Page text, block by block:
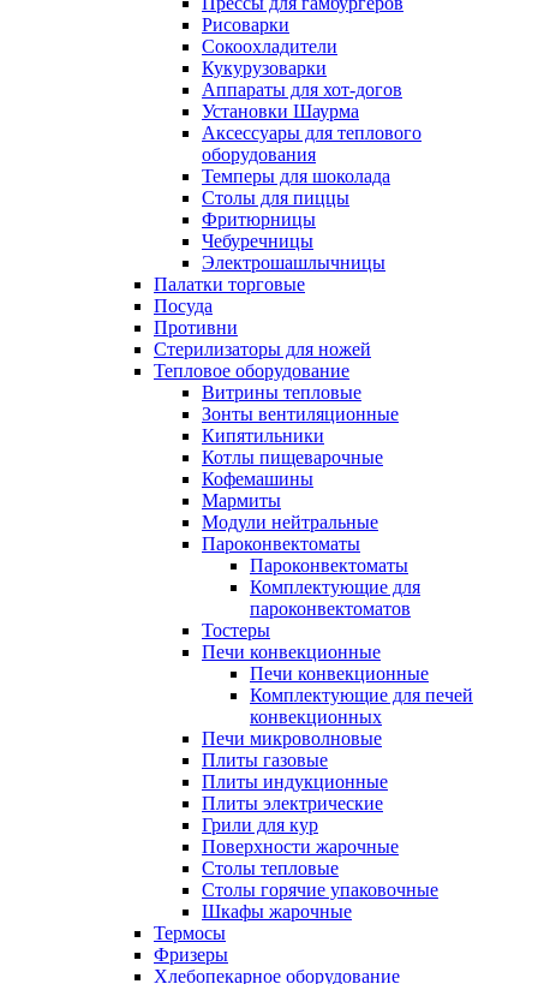
Рисоварки
Сокоохладители
Кукурузоварки
Аппараты для хот-догов
Установки Шаурма
Аксессуары для теплового
оборудования
Темперы для шоколада
Столы для пиццы
Фритюрницы
Чебуречницы
Электрошашлычницы
Палатки торговые
Посуда
Противни
Стерилизаторы для ножей
Тепловое оборудование
Витрины тепловые
Зонты вентиляционные
Кипятильники
Котлы пищеварочные
Кофемашины
Мармиты
Модули нейтральные
Пароконвектоматы
Пароконвектоматы
Комплектующие для
пароконвектоматов
Тостеры
Печи конвекционные
Печи конвекционные
Комплектующие для печей
конвекционных
Печи микроволновые
Плиты газовые
Плиты индукционные
Плиты электрические
Грили для кур
Поверхности жарочные
Столы тепловые
Столы горячие упаковочные
Шкафы жарочные
Термосы
Фризеры
Хлебопекарное оборудование